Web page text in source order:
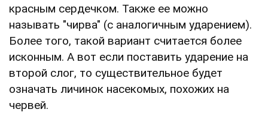
красным сердечком. Также ее можно
называть "чирва" (с аналогичным ударением).
Более того, такой вариант считается более
исконным. А вот если поставить ударение на
второй слог, то существительное будет
означать личинок насекомых, похожих на
червей.